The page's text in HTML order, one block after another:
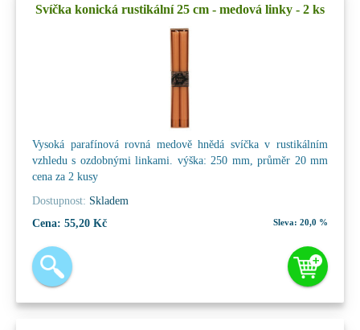
Svíčka konická rustikální 25 cm - medová linky - 2 ks
Vysoká parafínová rovná medově hnědá svíčka v rustikálním
vzhledu s ozdobnými linkami. výška: 250 mm, průměr 20 mm
cena za 2 kusy
Dostupnost: Skladem
Cena: 55,20 Kč Sleva: 20,0 %